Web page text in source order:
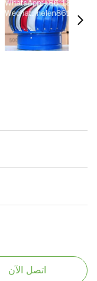
اتصل الآن